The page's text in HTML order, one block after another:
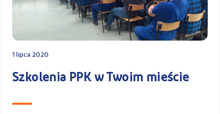
Kontakt
1 lipca 2020
Szkolenia PPK w Twoim mieście